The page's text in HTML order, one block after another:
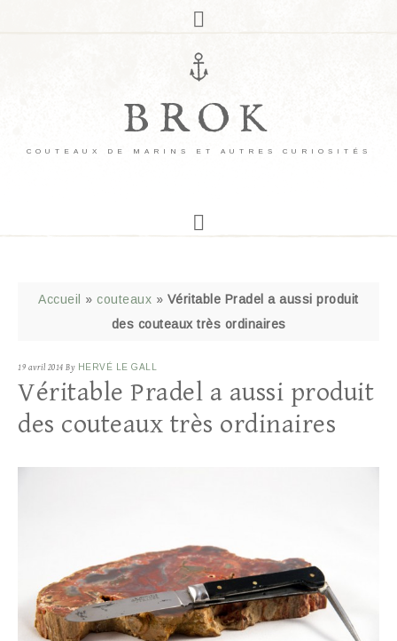
BROK
COUTEAUX DE MARINS ET AUTRES CURIOSITÉS
Accueil » couteaux » Véritable Pradel a aussi produit
des couteaux très ordinaires
19 avril 2014 By HERVÉ LE GALL
Véritable Pradel a aussi produit
des couteaux très ordinaires